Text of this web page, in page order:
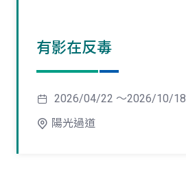
有影在反毒
2026/04/22 ～2026/10/18
陽光過道